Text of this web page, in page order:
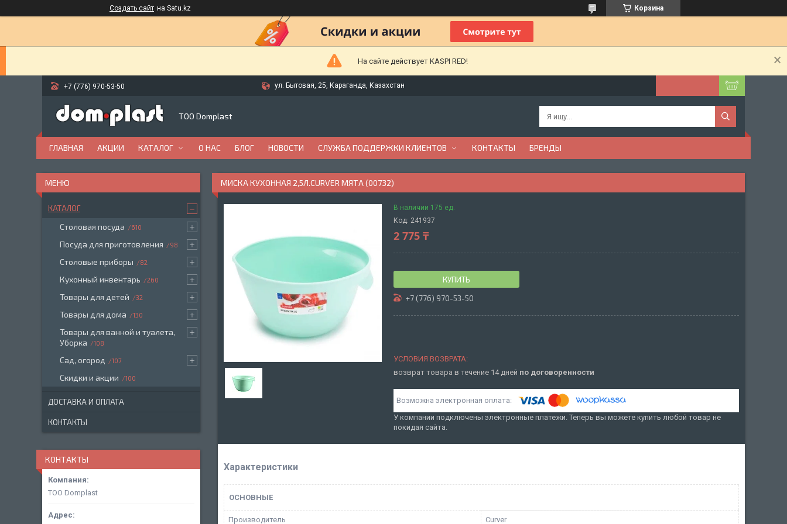
Создать сайт на Satu.kz Корзина
На сайте действует KASPI RED!
+7 (776) 970-53-50 ул. Бытовая, 25, Караганда, Казахстан
ТОО Domplast
ГЛАВНАЯ АКЦИИ КАТАЛОГ О НАС БЛОГ НОВОСТИ СЛУЖБА ПОДДЕРЖКИ КЛИЕНТОВ КОНТАКТЫ БРЕНДЫ
МИСКА КУХОННАЯ 2,5Л.CURVER МЯТА (00732)
В наличии 175 ед.
Код: 241937
2 775 ₸
КУПИТЬ
+7 (776) 970-53-50
возврат товара в течение 14 дней по договоренности
У компании подключены электронные платежи. Теперь вы можете купить любой товар не
покидая сайта.
Характеристики
ОСНОВНЫЕ
Производитель Curver
КАТАЛОГ
Столовая посуда 610
Посуда для приготовления 98
Столовые приборы 82
Кухонный инвентарь 260
Товары для детей 32
Товары для дома 130
Товары для ванной и туалета,
Уборка
108
Сад, огород 107
Скидки и акции 100
ДОСТАВКА И ОПЛАТА
КОНТАКТЫ
КОНТАКТЫ
ТОО Domplast